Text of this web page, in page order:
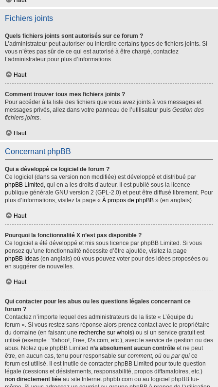
Fichiers joints
Quels fichiers joints sont autorisés sur ce forum ?
L’administrateur peut autoriser ou interdire certains types de fichiers joints. Si
vous n’êtes pas sûr de ce qui est autorisé à être chargé, contactez
l’administrateur pour plus d’informations.
Haut
Comment trouver tous mes fichiers joints ?
Pour accéder à la liste des fichiers que vous avez joints à vos messages et
messages privés, allez dans votre panneau de l’utilisateur puis Gestion des
fichiers joints.
Haut
Concernant phpBB
Qui a développé ce logiciel de forum ?
Ce logiciel (dans sa version non modifiée) est développé et distribué par
phpBB Limited , qui en a les droits d’auteur. Il est publié sous la licence
publique générale GNU version 2 (GPL-2.0) et peut être diffusé librement. Pour
plus d’informations, visitez la page « À propos de phpBB » (en anglais).
Haut
Pourquoi la fonctionnalité X n’est pas disponible ?
Ce logiciel a été développé et mis sous licence par phpBB Limited. Si vous
pensez qu’une fonctionnalité nécessite d’être ajoutée, visitez la page
phpBB Ideas (en anglais) où vous pouvez voter pour des idées proposées ou
en suggérer de nouvelles.
Haut
Qui contacter pour les abus ou les questions légales concernant ce
forum ?
Contactez n’importe lequel des administrateurs de la liste « L’équipe du
forum ». Si vous restez sans réponse alors prenez contact avec le propriétaire
du domaine (en faisant une recherche sur whois) ou si un service gratuit est
utilisé (exemple : Yahoo!, Free, f2s.com, etc.), avec le service de gestion ou des
abus. Notez que phpBB Limited n’a absolument aucun contrôle et ne peut
être, en aucun cas, tenu pour responsable sur comment, où ou par qui ce
forum est utilisé. Il est inutile de contacter phpBB Limited pour toute question
légale (cessions et désistements, responsabilité, propos diffamatoires, etc.)
non directement liée au site Internet phpbb.com ou au logiciel phpBB lui-